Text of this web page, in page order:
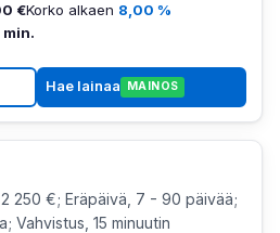
€Korko alkaen 8,00 %
min.
Hae lainaa MAINOS
250 €; Eräpäivä, 7 - 90 päivää;
Vahvistus, 15 minuutin